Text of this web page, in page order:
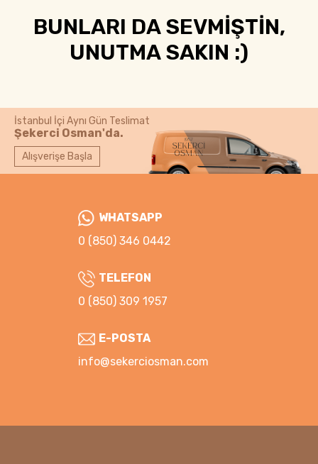
BUNLARI DA SEVMİŞTİN,
UNUTMA SAKIN :)
İstanbul İçi Aynı Gün Teslimat
Şekerci Osman'da.
Alışverişe Başla
WHATSAPP
0 (850) 346 0442
TELEFON
0 (850) 309 1957
E-POSTA
info@sekerciosman.com